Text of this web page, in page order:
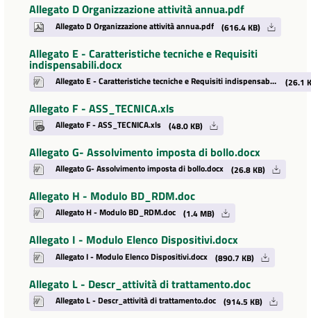
Allegato D Organizzazione attività annua.pdf
Allegato D Organizzazione attività annua.pdf (616.4 KB)
Allegato E - Caratteristiche tecniche e Requisiti
indispensabili.docx
Allegato E - Caratteristiche tecniche e Requisiti indispensabili.docx (26.1
Allegato F - ASS_TECNICA.xls
Allegato F - ASS_TECNICA.xls (48.0 KB)
Allegato G- Assolvimento imposta di bollo.docx
Allegato G- Assolvimento imposta di bollo.docx (26.8 KB)
Allegato H - Modulo BD_RDM.doc
Allegato H - Modulo BD_RDM.doc (1.4 MB)
Allegato I - Modulo Elenco Dispositivi.docx
Allegato I - Modulo Elenco Dispositivi.docx (890.7 KB)
Allegato L - Descr_attività di trattamento.doc
Allegato L - Descr_attività di trattamento.doc (914.5 KB)